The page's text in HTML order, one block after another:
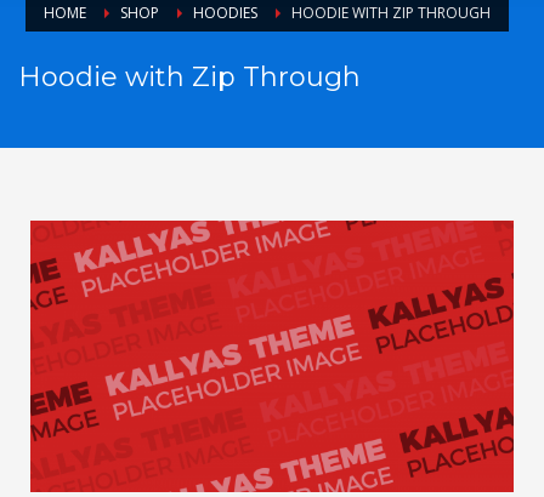
HOME SHOP HOODIES HOODIE WITH ZIP THROUGH
Hoodie with Zip Through